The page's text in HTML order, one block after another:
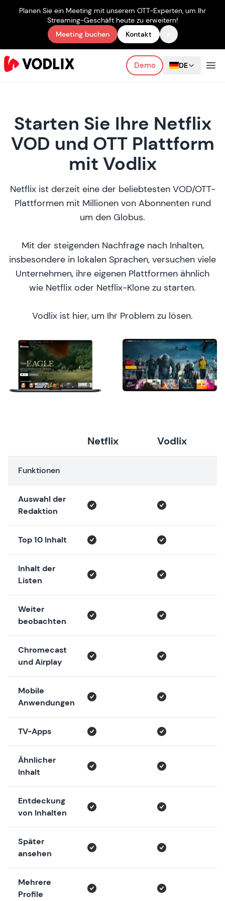
Planen Sie ein Meeting mit unserem OTT-Experten, um Ihr
Streaming-Geschäft heute zu erweitern!
Meeting buchen
Kontakt
Demo DE
Starten Sie Ihre Netflix
VOD und OTT Plattform
mit Vodlix
Netflix ist derzeit eine der beliebtesten VOD/OTT-
Plattformen mit Millionen von Abonnenten rund
um den Globus.
Mit der steigenden Nachfrage nach Inhalten,
insbesondere in lokalen Sprachen, versuchen viele
Unternehmen, ihre eigenen Plattformen ähnlich
wie Netflix oder Netflix-Klone zu starten.
Vodlix ist hier, um Ihr Problem zu lösen.
Netflix Vodlix
Funktionen
Auswahl der
Redaktion
Top 10 Inhalt
Inhalt der
Listen
Weiter
beobachten
Chromecast
und Airplay
Mobile
Anwendungen
TV-Apps
Ähnlicher
Inhalt
Entdeckung
von Inhalten
Später
ansehen
Mehrere
Profile